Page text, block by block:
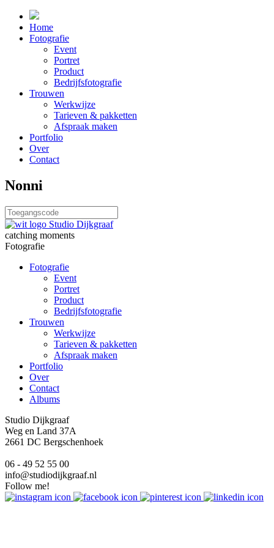
Home
Fotografie
Event
Portret
Product
Bedrijfsfotografie
Trouwen
Werkwijze
Tarieven & pakketten
Afspraak maken
Portfolio
Over
Contact
Nonni
catching moments
Fotografie
Fotografie
Event
Portret
Product
Bedrijfsfotografie
Trouwen
Werkwijze
Tarieven & pakketten
Afspraak maken
Portfolio
Over
Contact
Albums
Studio Dijkgraaf
Weg en Land 37A
2661 DC Bergschenhoek
06 - 49 52 55 00
info@studiodijkgraaf.nl
Follow me!